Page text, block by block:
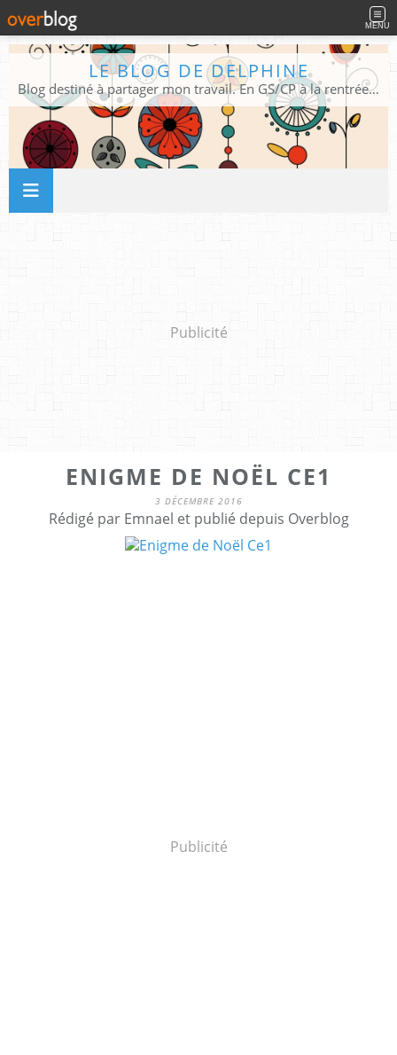
MENU
LE BLOG DE DELPHINE
Blog destiné à partager mon travail. En GS/CP à la rentrée 2026/2027 !
Publicité
ENIGME DE NOËL CE1
3 DÉCEMBRE 2016
Rédigé par Emnael et publié depuis Overblog
Publicité